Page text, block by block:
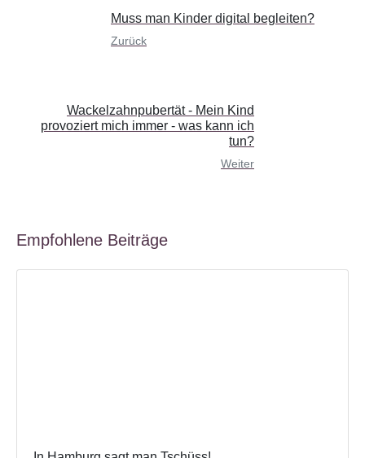
Muss man Kinder digital begleiten?
Zurück
Wackelzahnpubertät - Mein Kind
provoziert mich immer - was kann ich
tun?
Weiter
Empfohlene Beiträge